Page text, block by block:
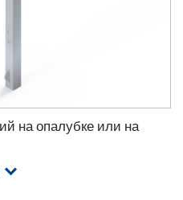
на опалубке или на